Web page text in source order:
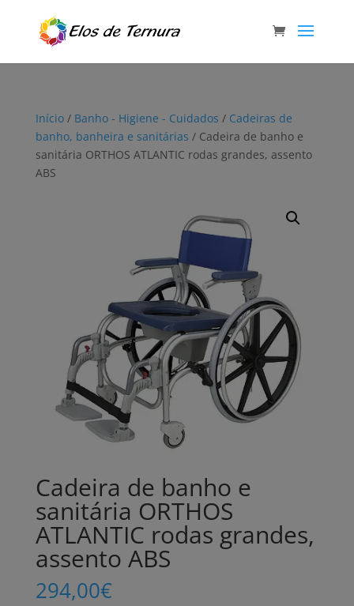
Início/ Banho - Higiene - Cuidados / Cadeiras de
banho, banheira e sanitárias / Cadeira de banho e
sanitária ORTHOS ATLANTIC rodas grandes, assento
ABS
Cadeira de banho e
sanitária ORTHOS
ATLANTIC rodas grandes,
assento ABS
294,00€